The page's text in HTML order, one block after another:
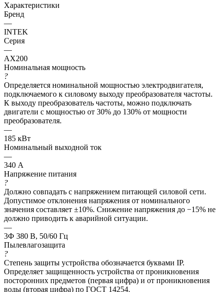
Характеристики
Бренд
—
INTEK
Серия
—
AX200
Номинальная мощность
?
Определяется номинальной мощностью электродвигателя,
подключаемого к силовому выходу преобразователя частоты.
К выходу преобразователь частоты, можно подключать
двигатели с мощностью от 30% до 130% от мощности
преобразователя.
—
185 кВт
Номинальный выходной ток
—
340 А
Напряжение питания
?
Должно совпадать с напряжением питающей силовой сети.
Допустимое отклонения напряжения от номинального
значения составляет ±10%. Снижение напряжения до −15% не
должно приводить к аварийной ситуации.
—
3Ф 380 В, 50/60 Гц
Пылевлагозащита
?
Степень защиты устройства обозначается буквами IP.
Определяет защищенность устройства от проникновения
посторонних предметов (первая цифра) и от проникновения
воды (вторая цифра) по ГОСТ 14254.